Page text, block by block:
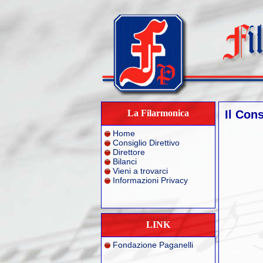
La Filarmonica
Home
Consiglio Direttivo
Direttore
Bilanci
Vieni a trovarci
Informazioni Privacy
LINK
Fondazione Paganelli
Il